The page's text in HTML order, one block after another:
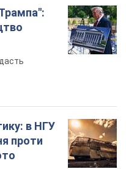
в НГУ
проти